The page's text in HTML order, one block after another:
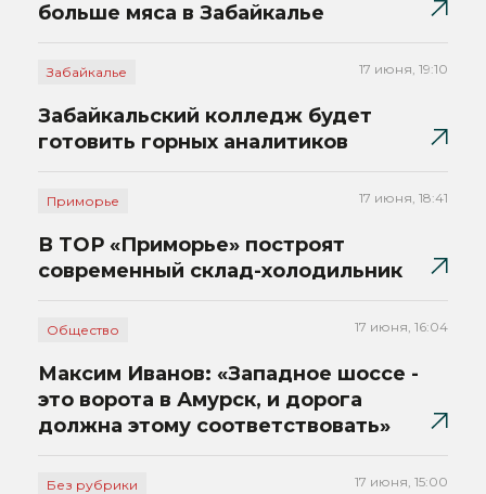
больше мяса в Забайкалье
Забайкалье 17 июня, 19:10
Забайкальский колледж будет
готовить горных аналитиков
Приморье 17 июня, 18:41
В ТОР «Приморье» построят
современный склад-холодильник
Общество 17 июня, 16:04
Максим Иванов: «Западное шоссе -
это ворота в Амурск, и дорога
должна этому соответствовать»
Без рубрики 17 июня, 15:00